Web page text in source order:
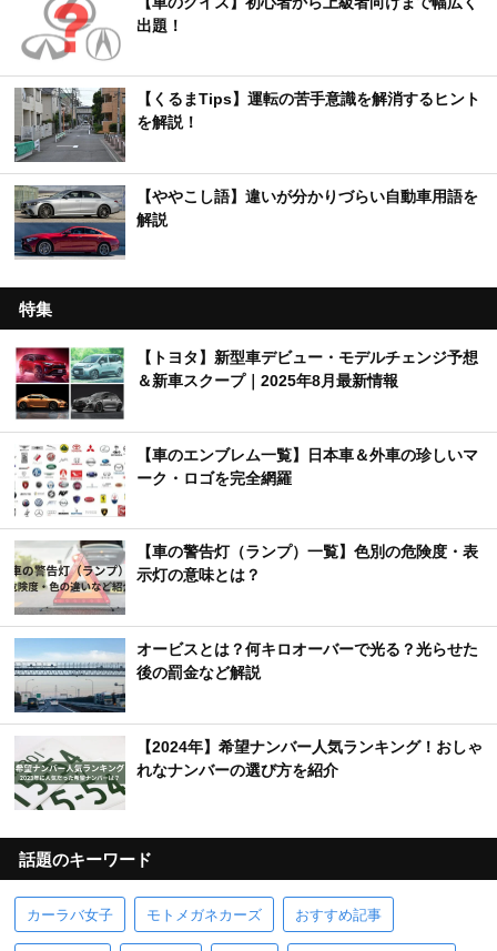
出題！
【くるまTips】運転の苦手意識を解消するヒント
を解説！
【ややこし語】違いが分かりづらい自動車用語を
解説
特集
【トヨタ】新型車デビュー・モデルチェンジ予想
＆新車スクープ｜2025年8月最新情報
【車のエンブレム一覧】日本車＆外車の珍しいマ
ーク・ロゴを完全網羅
【車の警告灯（ランプ）一覧】色別の危険度・表
示灯の意味とは？
オービスとは？何キロオーバーで光る？光らせた
後の罰金など解説
【2024年】希望ナンバー人気ランキング！おしゃ
れなナンバーの選び方を紹介
話題のキーワード
カーラバ女子 モトメガネカーズ おすすめ記事